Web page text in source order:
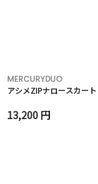
MERCURYDUO
アシメZIPナロースカート
13,200 円